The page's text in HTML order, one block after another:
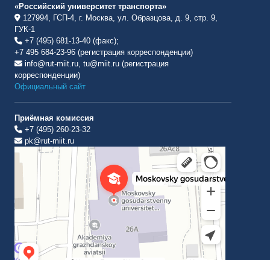
«Российский университет транспорта»
127994, ГСП-4, г. Москва, ул. Образцова, д. 9, стр. 9,
ГУК-1
+7 (495) 681-13-40 (факс);
+7 495 684-23-96 (регистрация корреспонденции)
info@rut-miit.ru, tu@miit.ru (регистрация
корреспонденции)
Официальный сайт
Приёмная комиссия
+7 (495) 260-23-32
pk@rut-miit.ru
Институт международных транспортных коммуникаций Рут
ВУЗ в Москве